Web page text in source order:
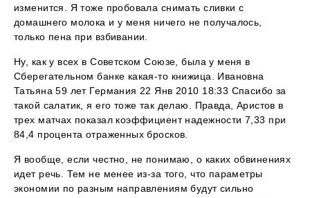
изменится. Я тоже пробовала снимать сливки с
домашнего молока и у меня ничего не получалось,
только пена при взбивании.
Ну, как у всех в Советском Союзе, была у меня в
Сберегательном банке какая-то книжица. Ивановна
Татьяна 59 лет Германия 22 Янв 2010 18:33 Спасибо за
такой салатик, я его тоже так делаю. Правда, Аристов в
трех матчах показал коэффициент надежности 7,33 при
84,4 процента отраженных бросков.
Я вообще, если честно, не понимаю, о каких обвинениях
идет речь. Тем не менее из-за того, что параметры
экономии по разным направлениям будут сильно